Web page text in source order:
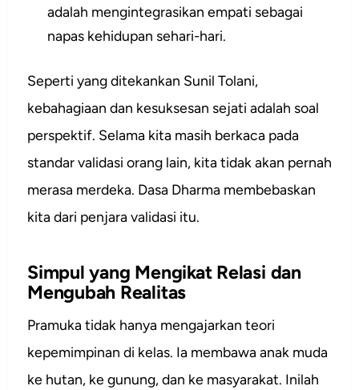
adalah mengintegrasikan empati sebagai
napas kehidupan sehari-hari.
Seperti yang ditekankan Sunil Tolani,
kebahagiaan dan kesuksesan sejati adalah soal
perspektif. Selama kita masih berkaca pada
standar validasi orang lain, kita tidak akan pernah
merasa merdeka. Dasa Dharma membebaskan
kita dari penjara validasi itu.
Simpul yang Mengikat Relasi dan
Mengubah Realitas
Pramuka tidak hanya mengajarkan teori
kepemimpinan di kelas. Ia membawa anak muda
ke hutan, ke gunung, dan ke masyarakat. Inilah